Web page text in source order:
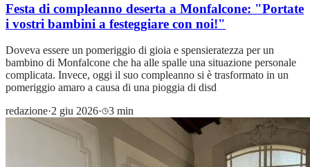
Festa di compleanno deserta a Monfalcone: "Portate
i vostri bambini a festeggiare con noi!"
Doveva essere un pomeriggio di gioia e spensieratezza per un
bambino di Monfalcone che ha alle spalle una situazione personale
complicata. Invece, oggi il suo compleanno si è trasformato in un
pomeriggio amaro a causa di una pioggia di disd
redazione·2 giu 2026· 3 min